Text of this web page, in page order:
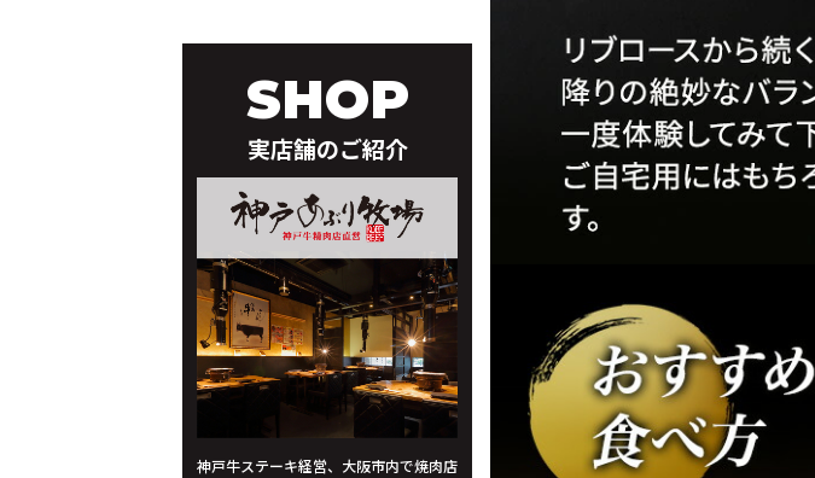
SHOP
実店舗のご紹介
神戸牛ステーキ経営、大阪市内で焼肉店